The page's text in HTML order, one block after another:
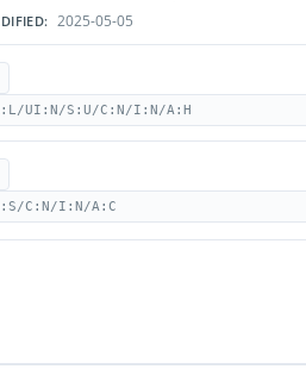
2025-05-05
UI:N/S:U/C:N/I:N/A:H
C:N/I:N/A:C